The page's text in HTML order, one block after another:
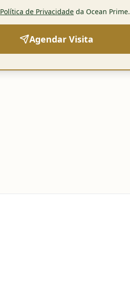
Política de Privacidade da Ocean Prime.
Agendar Visita